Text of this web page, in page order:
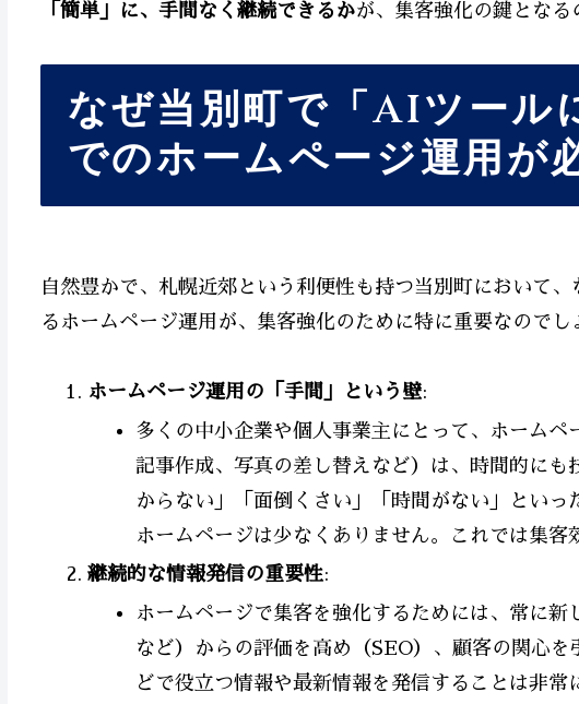
「簡単」に、手間なく継続できるかが、集客強化の鍵となる
なぜ当別町で「AIツール
でのホームページ運用が
自然豊かで、札幌近郊という利便性も持つ当別町において
るホームページ運用が、集客強化のために特に重要なのでし
ホームページ運用の「手間」という壁:
多くの中小企業や個人事業主にとって、ホーム
記事作成、写真の差し替えなど）は、時間的に
からない」「面倒くさい」「時間がない」とい
ホームページは少なくありません。これでは集客
継続的な情報発信の重要性:
ホームページで集客を強化するためには、常に
など）からの評価を高め（SEO）、顧客の関心
どで役立つ情報や最新情報を発信することは非